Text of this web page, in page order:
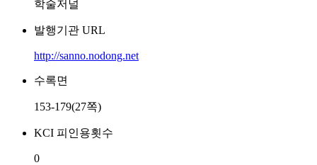
학술저널
발행기관 URL
http://sanno.nodong.net
수록면
153-179(27쪽)
KCI 피인용횟수
0